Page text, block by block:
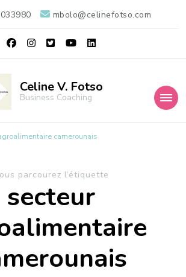
mbolo@celinefotso.com
Celine V. Fotso
Business Coaching
camerounais
parcourez l’étiquette
secteur